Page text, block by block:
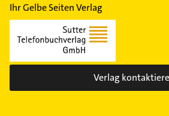
Ihr Gelbe Seiten Verlag
Verlag